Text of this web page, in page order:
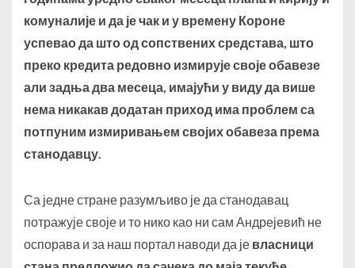
комуналије и да је чак и у времену Короне
успевао да што од сопствених средстава, што
преко кредита редовно измирује своје обавезе
али задња два месеца, имајући у виду да више
нема никакав додатан приход има проблем са
потпуним измиривањем својих обавеза према
станодавцу.
Са једне стране разумљиво је да станодавац
потражује своје и то нико као ни сам Андрејевић не
оспорава и за наш портал наводи да је власници